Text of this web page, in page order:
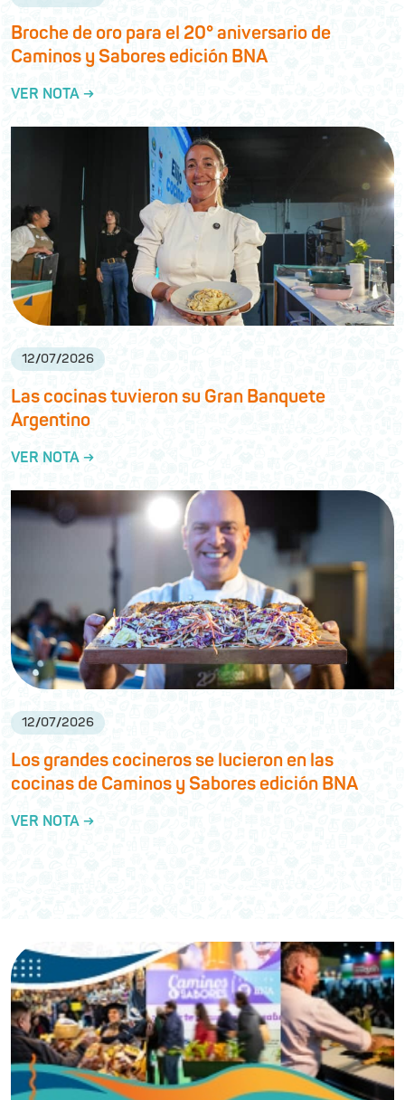
Broche de oro para el 20° aniversario de
Caminos y Sabores edición BNA
VER NOTA →
12/07/2026
Las cocinas tuvieron su Gran Banquete
Argentino
VER NOTA →
12/07/2026
Los grandes cocineros se lucieron en las
cocinas de Caminos y Sabores edición BNA
VER NOTA →